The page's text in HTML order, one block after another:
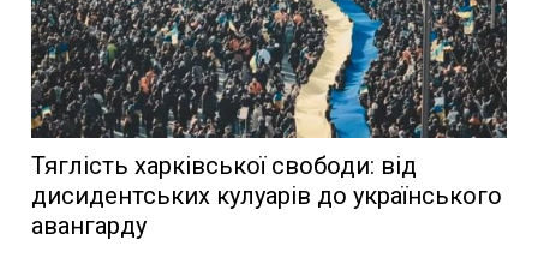
Тяглість харківської свободи: від
дисидентських кулуарів до українського
авангарду